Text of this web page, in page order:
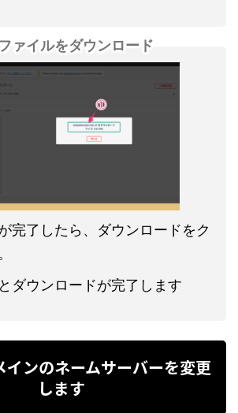
ァイルをダウンロード
完了したら、ダウンロードをク
ダウンロードが完了します
インのネームサーバーを変更
します